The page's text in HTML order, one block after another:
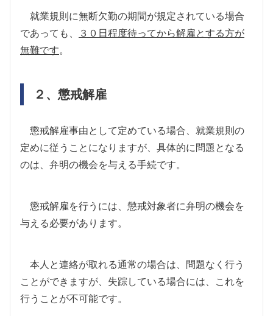
就業規則に無断欠勤の期間が規定されている場合
であっても、
３０日程度待ってから解雇とする方が
無難です。
２、懲戒解雇
懲戒解雇事由として定めている場合、就業規則の
定めに従うことになりますが、具体的に問題となる
のは、弁明の機会を与える手続です。
懲戒解雇を行うには、懲戒対象者に弁明の機会を
与える必要があります。
本人と連絡が取れる通常の場合は、問題なく行う
ことができますが、失踪している場合には、これを
行うことが不可能です。